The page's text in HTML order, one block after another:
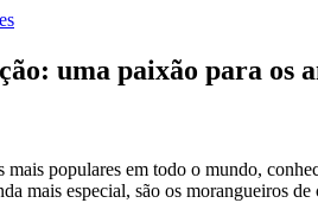
uma paixão para os
mais populares em todo o mundo,
mais especial, são os morangueiros de